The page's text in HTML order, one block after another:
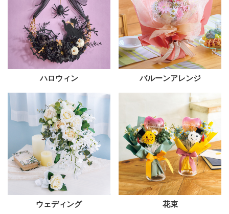
ハロウィン バルーンアレンジ
ウェディング 花束